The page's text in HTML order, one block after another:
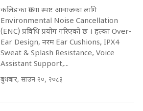
मन्त्री राजकुमारलाई घुस दिने विचौलीया
पूर्व मन्त्री रञ्जिता || SIDHAKURA
||
नोट मन्त्रीलाई घुस | SIDHAKURA |
कलिङका क्रममा स्पष्ट आवाजका लागि
Environmental Noise Cancellation
(ENC) प्रविधि प्रयोग गरिएको छ । हल्का Over-
Ear Design, नरम Ear Cushions, IPX4
Sweat & Splash Resistance, Voice
Assistant Support,...
बुधबार, साउन २०, २०८३